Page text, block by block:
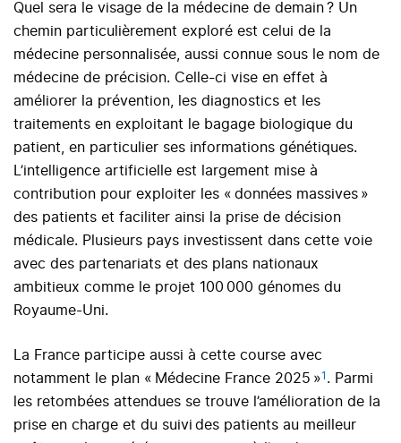
Quel sera le visage de la médecine de demain ? Un
chemin particulièrement exploré est celui de la
médecine personnalisée, aussi connue sous le nom de
médecine de précision. Celle-ci vise en effet à
améliorer la prévention, les diagnostics et les
traitements en exploitant le bagage biologique du
patient, en particulier ses informations génétiques.
L’intelligence artificielle est largement mise à
contribution pour exploiter les « données massives »
des patients et faciliter ainsi la prise de décision
médicale. Plusieurs pays investissent dans cette voie
avec des partenariats et des plans nationaux
ambitieux comme le projet 100 000 génomes du
Royaume-Uni.
La France participe aussi à cette course avec
notamment le plan « Médecine France 2025 »1 . Parmi
les retombées attendues se trouve l’amélioration de la
prise en charge et du suivi des patients au meilleur